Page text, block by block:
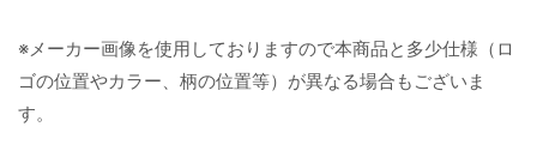
※メーカー画像を使用しておりますので本商品と多少仕様（ロ
ゴの位置やカラー、柄の位置等）が異なる場合もございま
す。